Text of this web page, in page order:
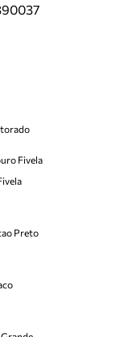
Fivela
Preto